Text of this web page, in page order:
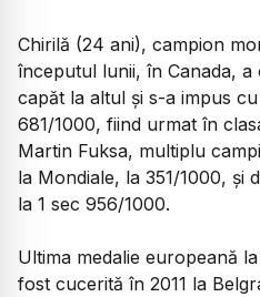
Chirilă (24 ani), campion
începutul lunii, în Canada,
capăt la altul şi s-a impus
681/1000, fiind urmat în
Martin Fuksa, multiplu
la Mondiale, la 351/1000, şi
la 1 sec 956/1000.
Ultima medalie europeană
fost cucerită în 2011 la